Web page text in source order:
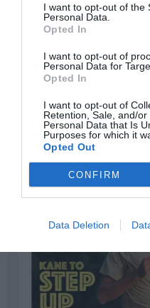
I want to opt-out of the
Personal Data.
Opted In
I want to opt-out of
Personal Data for
Opted In
I want to opt-out of
Retention, Sale, and/
Personal Data that Is
Purposes for which it
Opted Out
CONFIRM
Data Deletion